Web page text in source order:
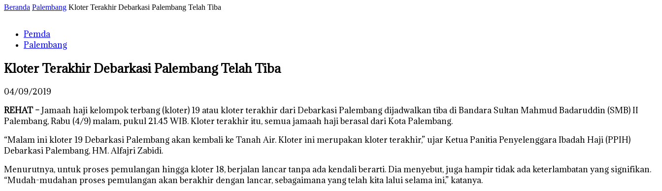
Beranda Palembang Kloter Terakhir Debarkasi Palembang Telah Tiba
Pemda
Palembang
Kloter Terakhir Debarkasi Palembang Telah Tiba
04/09/2019
REHAT –Jamaah haji kelompok terbang (kloter) 19 atau kloter terakhir dari Debarkasi Palembang dijadwalkan tiba di Bandara Sultan Mahmud Badaruddin (SMB) II
Palembang, Rabu (4/9) malam, pukul 21.45 WIB. Kloter terakhir itu, semua jamaah haji berasal dari Kota Palembang.
“Malam ini kloter 19 Debarkasi Palembang akan kembali ke Tanah Air. Kloter ini merupakan kloter terakhir,” ujar Ketua Panitia Penyelenggara Ibadah Haji (PPIH)
Debarkasi Palembang, HM. Alfajri Zabidi.
Menurutnya, untuk proses pemulangan hingga kloter 18, berjalan lancar tanpa ada kendali berarti. Dia menyebut, juga hampir tidak ada keterlambatan yang signifikan.
“Mudah-mudahan proses pemulangan akan berakhir dengan lancar, sebagaimana yang telah kita lalui selama ini,” katanya.